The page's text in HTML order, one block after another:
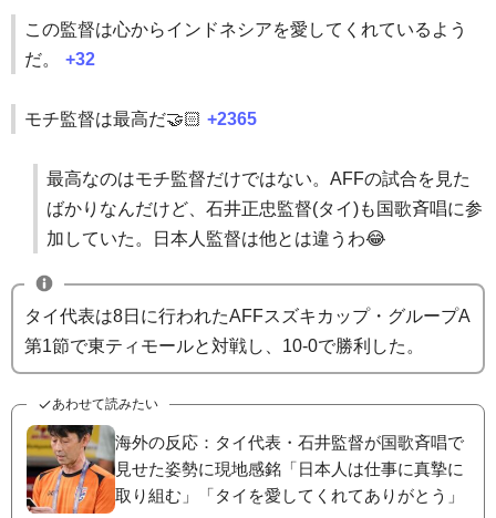
この監督は心からインドネシアを愛してくれているよう
だ。
+32
モチ監督は最高だ🤝🏻 +2365
最高なのはモチ監督だけではない。AFFの試合を見た
ばかりなんだけど、石井正忠監督(タイ)も国歌斉唱に参
加していた。日本人監督は他とは違うわ😂
タイ代表は8日に行われたAFFスズキカップ・グループA
第1節で東ティモールと対戦し、10-0で勝利した。
あわせて読みたい
海外の反応：タイ代表・石井監督が国歌斉唱で
見せた姿勢に現地感銘「日本人は仕事に真摯に
取り組む」「タイを愛してくれてありがとう」